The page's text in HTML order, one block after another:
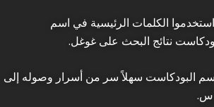
استخدموا الكلمات الرئيسية في اسم
نتائج البحث على غوغل.
البودكاست سهلاً سر من أسرار وصوله إلى